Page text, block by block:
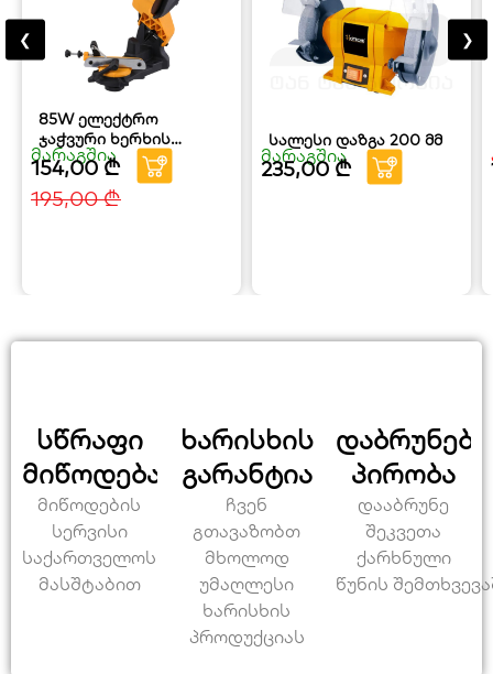
85W ელექტრო
ჯაჭვური ხერხის
სალესი HOTECHE
მარაგშია
154,00₾
195,00₾
სალესი დაზგა 200 მმ
მარაგშია
235,00₾
❮ ❯
სწრაფი
მიწოდება
მიწოდების
სერვისი
საქართველოს
მასშტაბით
ხარისხის
გარანტია
ჩვენ
გთავაზობთ
მხოლოდ
უმაღლესი
ხარისხის
პროდუქციას
პირობა
დააბრუნე
შეკვეთა
ქარხნული
წუნის